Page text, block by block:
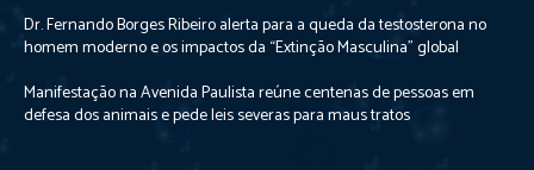
Dr. Fernando Borges Ribeiro alerta para a queda da testosterona no
homem moderno e os impactos da “Extinção Masculina” global
Manifestação na Avenida Paulista reúne centenas de pessoas em
defesa dos animais e pede leis severas para maus tratos